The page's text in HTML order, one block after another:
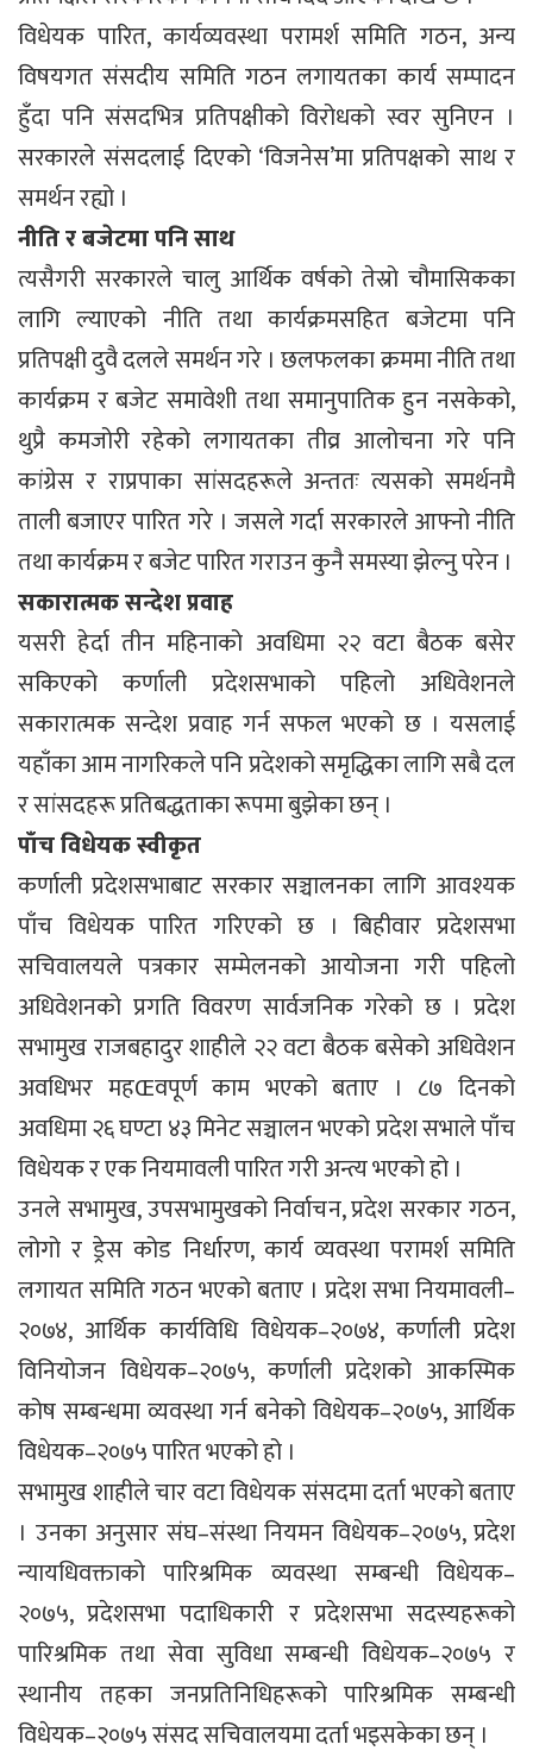
विधेयक पारित, कार्यव्यवस्था परामर्श समिति गठन, अन्य
विषयगत संसदीय समिति गठन लगायतका कार्य सम्पादन
हुँदा पनि संसदभित्र प्रतिपक्षीको विरोधको स्वर सुनिएन ।
सरकारले संसदलाई दिएको ‘विजनेस’मा प्रतिपक्षको साथ र
समर्थन रह्यो ।
नीति र बजेटमा पनि साथ
त्यसैगरी सरकारले चालु आर्थिक वर्षको तेस्रो चौमासिकका
लागि ल्याएको नीति तथा कार्यक्रमसहित बजेटमा पनि
प्रतिपक्षी दुवै दलले समर्थन गरे । छलफलका क्रममा नीति तथा
कार्यक्रम र बजेट समावेशी तथा समानुपातिक हुन नसकेको,
थुप्रै कमजोरी रहेको लगायतका तीव्र आलोचना गरे पनि
कांग्रेस र राप्रपाका सांसदहरूले अन्ततः त्यसको समर्थनमै
ताली बजाएर पारित गरे । जसले गर्दा सरकारले आफ्नो नीति
तथा कार्यक्रम र बजेट पारित गराउन कुनै समस्या झेल्नु परेन ।
सकारात्मक सन्देश प्रवाह
यसरी हेर्दा तीन महिनाको अवधिमा २२ वटा बैठक बसेर
सकिएको कर्णाली प्रदेशसभाको पहिलो अधिवेशनले
सकारात्मक सन्देश प्रवाह गर्न सफल भएको छ । यसलाई
यहाँका आम नागरिकले पनि प्रदेशको समृद्धिका लागि सबै दल
र सांसदहरू प्रतिबद्धताका रूपमा बुझेका छन् ।
पाँच विधेयक स्वीकृत
कर्णाली प्रदेशसभाबाट सरकार सञ्चालनका लागि आवश्यक
पाँच विधेयक पारित गरिएको छ । बिहीवार प्रदेशसभा
सचिवालयले पत्रकार सम्मेलनको आयोजना गरी पहिलो
अधिवेशनको प्रगति विवरण सार्वजनिक गरेको छ । प्रदेश
सभामुख राजबहादुर शाहीले २२ वटा बैठक बसेको अधिवेशन
अवधिभर महŒवपूर्ण काम भएको बताए । ८७ दिनको
अवधिमा २६ घण्टा ४३ मिनेट सञ्चालन भएको प्रदेश सभाले पाँच
विधेयक र एक नियमावली पारित गरी अन्त्य भएको हो ।
उनले सभामुख, उपसभामुखको निर्वाचन, प्रदेश सरकार गठन,
लोगो र ड्रेस कोड निर्धारण, कार्य व्यवस्था परामर्श समिति
लगायत समिति गठन भएको बताए । प्रदेश सभा नियमावली–
२०७४, आर्थिक कार्यविधि विधेयक–२०७४, कर्णाली प्रदेश
विनियोजन विधेयक–२०७५, कर्णाली प्रदेशको आकस्मिक
कोष सम्बन्धमा व्यवस्था गर्न बनेको विधेयक–२०७५, आर्थिक
विधेयक–२०७५ पारित भएको हो ।
सभामुख शाहीले चार वटा विधेयक संसदमा दर्ता भएको बताए
। उनका अनुसार संघ–संस्था नियमन विधेयक–२०७५, प्रदेश
न्यायधिवक्ताको पारिश्रमिक व्यवस्था सम्बन्धी विधेयक–
२०७५, प्रदेशसभा पदाधिकारी र प्रदेशसभा सदस्यहरूको
पारिश्रमिक तथा सेवा सुविधा सम्बन्धी विधेयक–२०७५ र
स्थानीय तहका जनप्रतिनिधिहरूको पारिश्रमिक सम्बन्धी
विधेयक–२०७५ संसद सचिवालयमा दर्ता भइसकेका छन् ।